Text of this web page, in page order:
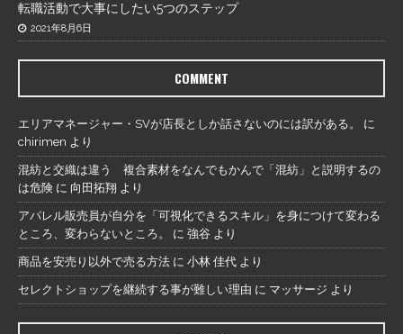
転職活動で大事にしたい5つのステップ
2021年8月6日
COMMENT
エリアマネージャー・SVが店長としか話さないのには訳がある。
に
chirimen より
混紡と交織は違う 複合素材をなんでもかんで「混紡」と説明するの
は危険 に 向田拓翔 より
アパレル販売員が自分を「可視化できるスキル」を身につけて変わる
ところ、変わらないところ。
に 強谷 より
商品を安売り以外で売る方法 に 小林 佳代 より
セレクトショップを継続する事が難しい理由 に マッサージ より